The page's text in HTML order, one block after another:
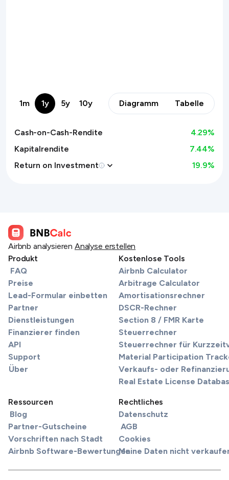
1m 1y 5y 10y Diagramm Tabelle
Cash-on-Cash-Rendite 4.29%
Kapitalrendite
7.44%
Return on Investment
19.9%
Airbnb analysieren Analyse erstellen
Produkt
FAQ
Preise
Lead-Formular einbetten
Partner
Dienstleistungen
Finanzierer finden
API
Support
Über
Kostenlose Tools
Airbnb Calculator
Arbitrage Calculator
Amortisationsrechner
DSCR-Rechner
Section 8 / FMR Karte
Steuerrechner
Steuerrechner für
Material Participation
Verkaufs- oder
Real Estate License
Ressourcen
Blog
Partner-Gutscheine
Vorschriften nach Stadt
Airbnb Software-Bewertungen
Rechtliches
Datenschutz
AGB
Cookies
Meine Daten nicht